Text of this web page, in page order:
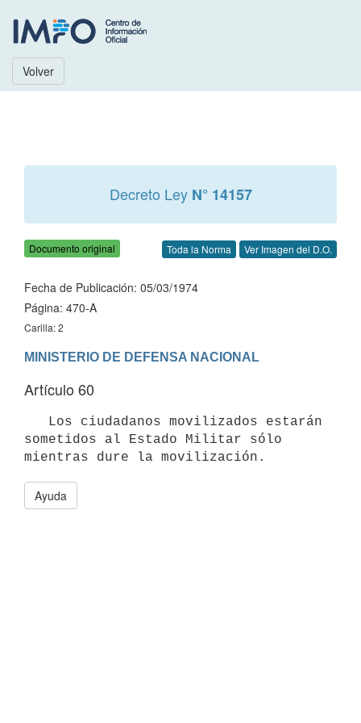
Volver
Decreto Ley N° 14157
Documento original Toda la Norma Ver Imagen del D.O.
Fecha de Publicación: 05/03/1974
Página: 470-A
Carilla: 2
MINISTERIO DE DEFENSA NACIONAL
Artículo 60
sometidos al Estado Militar sólo
Ayuda